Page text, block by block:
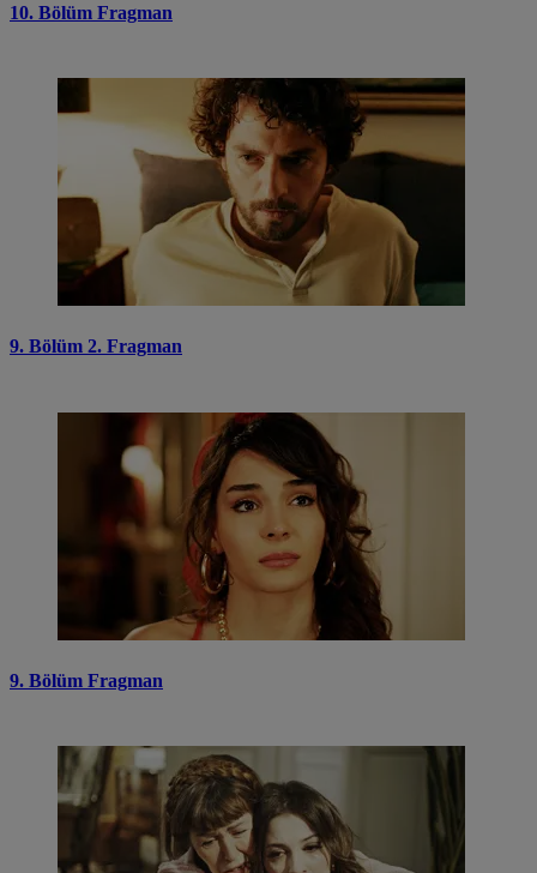
10. Bölüm Fragman
9. Bölüm 2. Fragman
9. Bölüm Fragman